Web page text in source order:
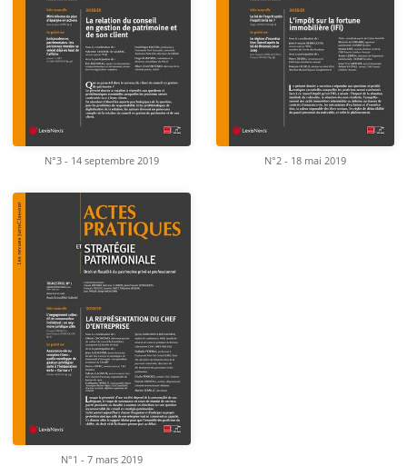
N°3 - 14 septembre 2019 N°2 - 18 mai 2019
N°1 - 7 mars 2019